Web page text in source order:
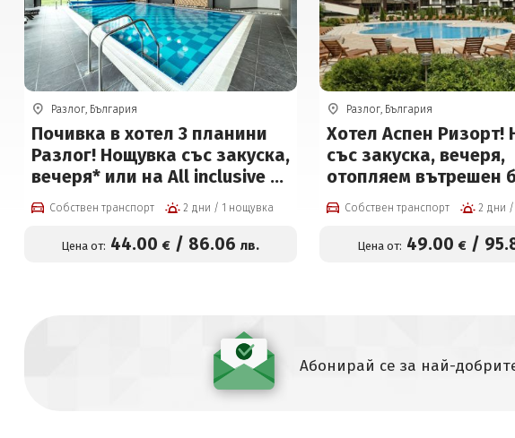
Разлог, България
Почивка в хотел 3 планини
Разлог! Нощувка със закуска,
вечеря* или на All inclusive +
басейн с минерална вода,
спа зона на цени от 36 € на
човек
Собствен транспорт 2 дни / 1 нощувка
Цена от: 44.00 € / 86.06 лв.
Разлог, България
Хотел Аспен Ризорт!
със закуска, вечеря,
отопляем вътрешен
спа център на цени
евро на човек
Собствен транспорт
Цена от: 49.00 € / 95
Абонирай се за най-